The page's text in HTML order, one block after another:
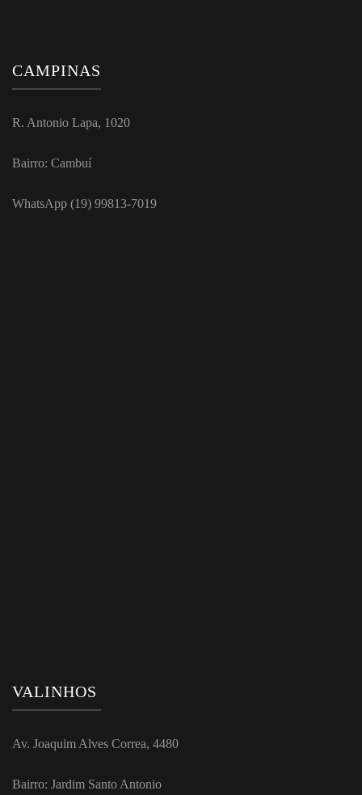
CAMPINAS
R. Antonio Lapa, 1020
Bairro: Cambuí
WhatsApp (19) 99813-7019
VALINHOS
Av. Joaquim Alves Correa, 4480
Bairro: Jardim Santo Antonio